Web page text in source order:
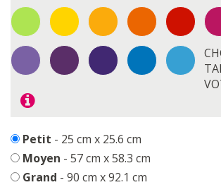
Petit - 25 cm x 25.6 cm
Moyen - 57 cm x 58.3 cm
Grand - 90 cm x 92.1 cm